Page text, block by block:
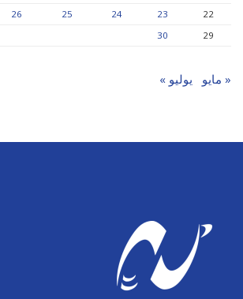
22
23
24
25
26
29
30
« مايو يوليو »